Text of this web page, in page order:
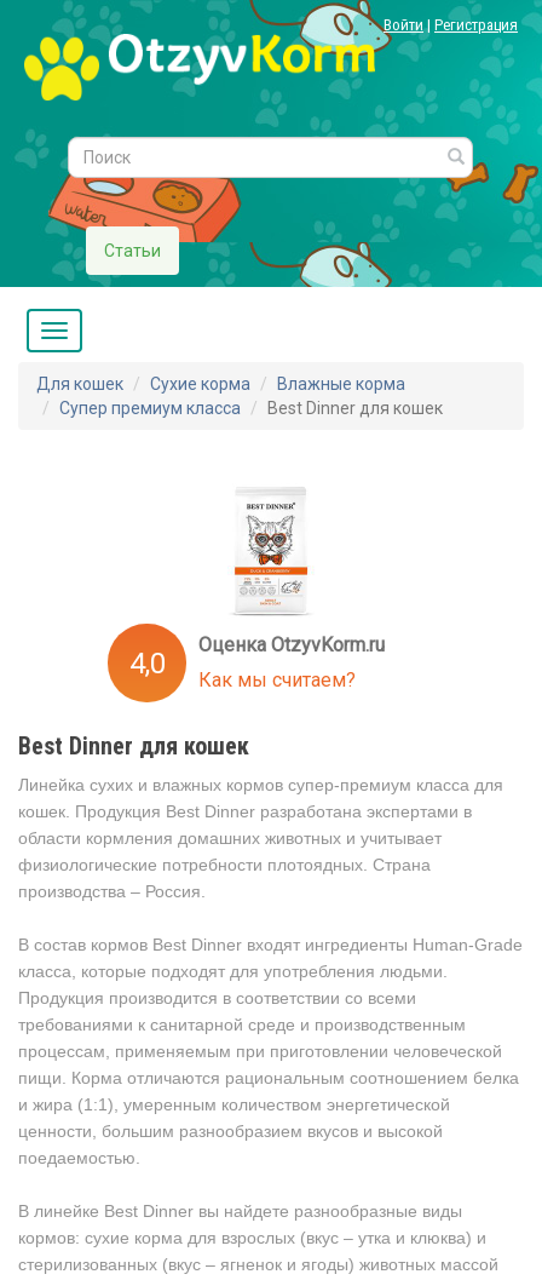
Войти| Регистрация
Статьи
Для кошек Сухие корма
Влажные корма
Супер премиум класса
Best Dinner для кошек
4,0
Оценка OtzyvKorm.ru
Как мы считаем?
Best Dinner для кошек
Линейка сухих и влажных кормов супер-премиум класса для
кошек. Продукция Best Dinner разработана экспертами в
области кормления домашних животных и учитывает
физиологические потребности плотоядных. Страна
производства – Россия.
В состав кормов Best Dinner входят ингредиенты Human-Grade
класса, которые подходят для употребления людьми.
Продукция производится в соответствии со всеми
требованиями к санитарной среде и производственным
процессам, применяемым при приготовлении человеческой
пищи. Корма отличаются рациональным соотношением белка
и жира (1:1), умеренным количеством энергетической
ценности, большим разнообразием вкусов и высокой
поедаемостью.
В линейке Best Dinner вы найдете разнообразные виды
кормов: сухие корма для взрослых (вкус – утка и клюква) и
стерилизованных (вкус – ягненок и ягоды) животных массой